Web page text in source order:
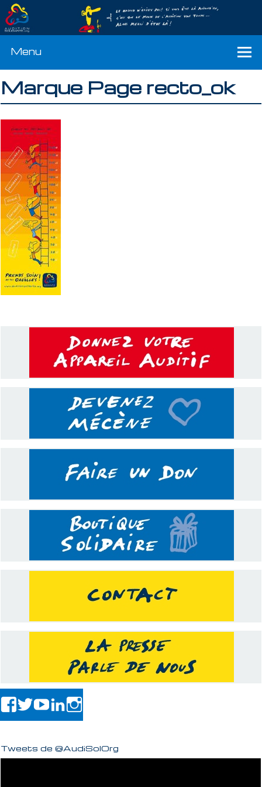
Menu
Marque Page recto_ok
Tweets de @AudiSolOrg